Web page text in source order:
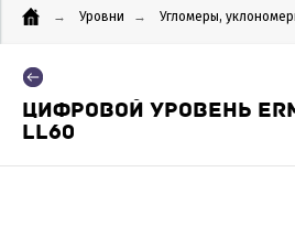
→ Уровни → Угломеры,
ЦИФРОВОЙ УРОВЕНЬ
LL60